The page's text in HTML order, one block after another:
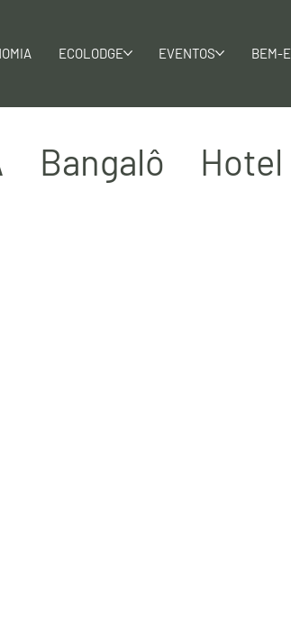
ECOLODGE EVENTOS BEM-
Bangalô
de luxo